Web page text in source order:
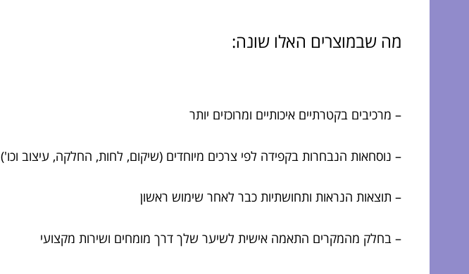
מה שבמוצרים האלו שונה:
– מרכיבים בקטרתיים איכותיים ומרוכזים יותר
– נוסחאות הנבחרות בקפידה לפי צרכים מיוחדים (שיקום, לחות, החלקה, עיצוב וכו')
– תוצאות הנראות ותחושתיות כבר לאחר שימוש ראשון
– בחלק מהמקרים התאמה אישית לשיער שלך דרך מומחים ושירות מקצועי